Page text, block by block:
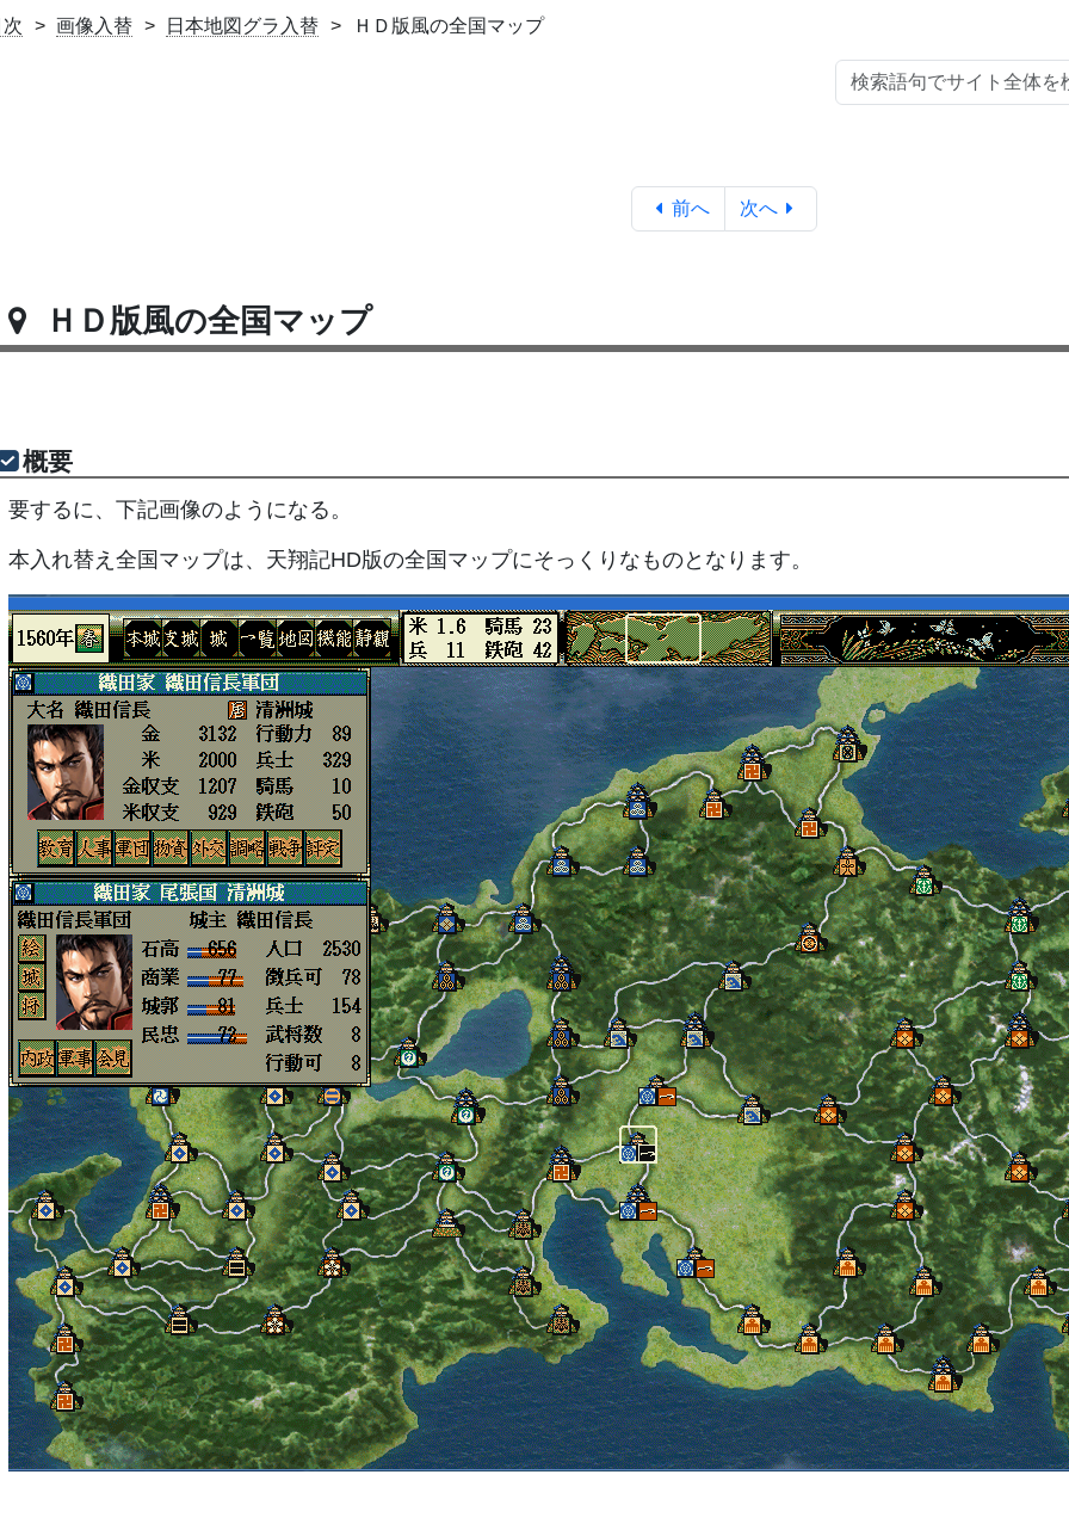
次 画像入替 日本地図グラ入替 ＨＤ版風の全国マップ
前へ 次へ
ＨＤ版風の全国マップ
概要
要するに、下記画像のようになる。
本入れ替え全国マップは、天翔記HD版の全国マップにそっくりなものとなります。